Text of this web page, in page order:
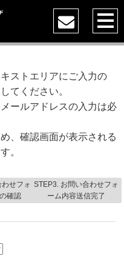
ストエリアにご入力の
てください。
ールアドレスの入力は必
、確認画面が表示される
。
せフォ
確認
STEP3. お問い合わせフォ
ーム内容送信完了